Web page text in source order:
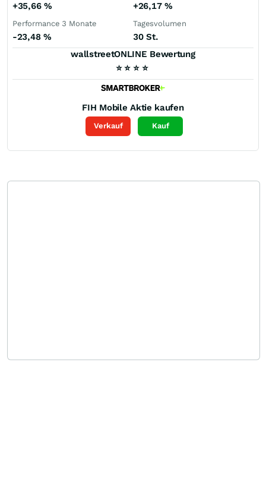
+35,66 % +26,17 %
Performance 3 Monate
-23,48 %
Tagesvolumen
30 St.
wallstreetONLINE Bewertung
⭐ ⭐ ⭐ ⭐
FIH Mobile Aktie kaufen
Verkauf Kauf